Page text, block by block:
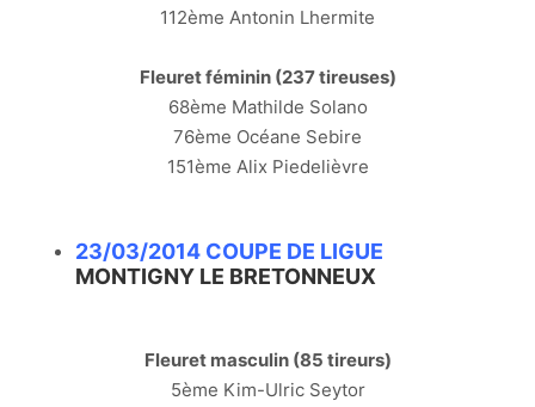
112ème Antonin Lhermite
Fleuret féminin (237 tireuses)
68ème Mathilde Solano
76ème Océane Sebire
151ème Alix Piedelièvre
23/03/2014 COUPE DE LIGUE
MONTIGNY LE BRETONNEUX
Fleuret masculin (85 tireurs)
5ème Kim-Ulric Seytor